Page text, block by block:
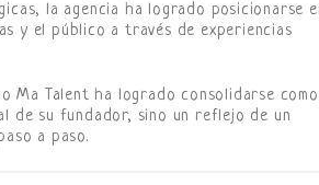
la agencia ha logrado posicionarse
y el público a través de experiencias
Ma Talent ha logrado consolidarse como
de su fundador, sino un reflejo de un
a paso.